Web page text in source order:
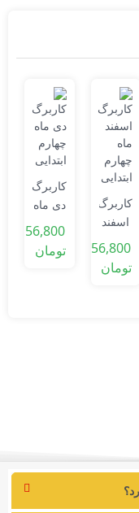
کاربرگ
اسفند
ماه
چهارم
ابتدایی
56,800
تومان
کاربرگ
دی ماه
چهارم
ابتدایی
56,800
تومان